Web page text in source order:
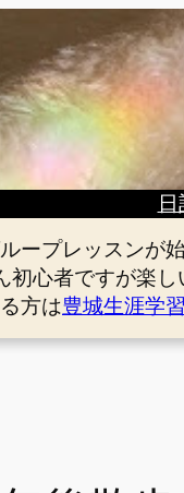
ープレッスンが
心者ですが楽し
方は豊城生涯学